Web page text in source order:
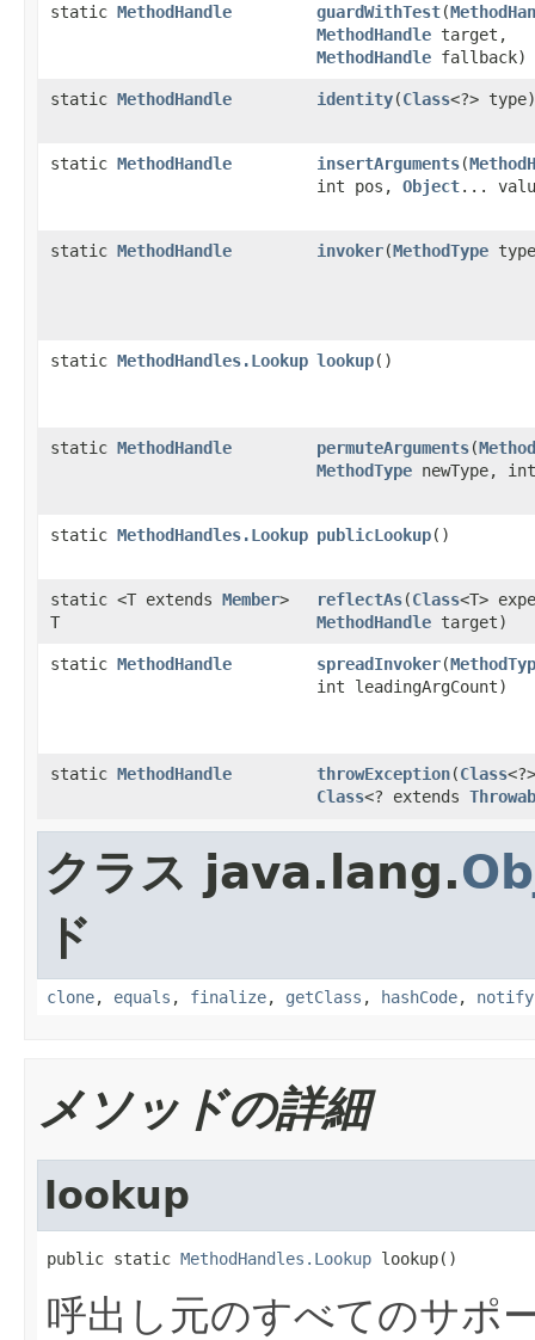
static MethodHandle guardWithTest(
MethodHandle target,
MethodHandle fallback)
static MethodHandle identity(Class<?> type)
static MethodHandle insertArguments(
int pos, Object...
static MethodHandle invoker(MethodType
static MethodHandles.Lookup lookup()
static MethodHandle permuteArguments(
MethodType newType,
static MethodHandles.Lookup publicLookup()
static <T extends Member>
T
reflectAs(Class<T>
MethodHandle target)
static MethodHandle spreadInvoker(
int leadingArgCount)
static MethodHandle throwException(Class
Class<? extends
クラス java.lang.
ド
clone, equals , finalize, getClass , hashCode, notify
メソッドの詳細
lookup
public static MethodHandles.Lookup lookup()
呼出し元のすべてのサポ